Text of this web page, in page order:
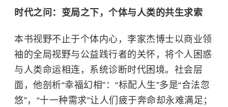
时代之问：变局之下，个体与人类的共生求索
本书视野不止于个体内心，李家杰博士以商业领
袖的全局视野与公益践行者的关怀，将个人困惑
与人类命运相连，系统诊断时代困境。社会层
面，他剖析“幸福幻相”：“标配人生”多是“合法忽
悠”，“十一种需求”让人们疲于奔命却永难满足；